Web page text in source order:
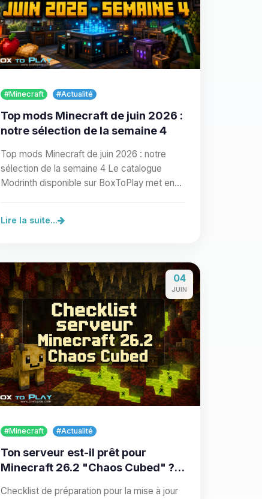
#Minecraft #Actualité
Top mods Minecraft de juin 2026 :
notre sélection de la semaine 4
Top mods Minecraft de juin 2026 : notre
sélection de la semaine 4 Le catalogue
Modrinth disponible sur BoxToPlay met en
Lire la suite...
04
JUIN
#Minecraft #Actualité
Ton serveur est-il prêt pour
Minecraft 26.2 "Chaos Cubed" ?
Checklist de préparation pour la mise à jour